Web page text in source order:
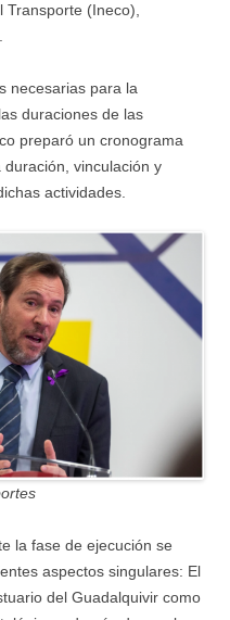
(Ineco),
necesarias para la
duraciones de las
preparó un cronograma
vinculación y
actividades.
la fase de ejecución se
aspectos singulares: El
del Guadalquivir como